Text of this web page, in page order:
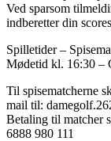
Ved sparsom
indberetter din
Spilletider –
Mødetid kl. 16:30 –
Til spisematcherne
mail til:
Betaling til matcher
6888 980 111